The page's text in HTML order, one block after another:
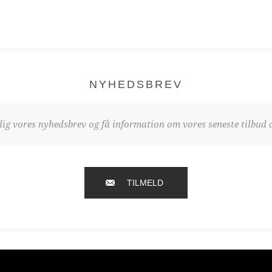
NYHEDSBREV
vores nyhedsbrev og få information om vores seneste tilbud
TILMELD